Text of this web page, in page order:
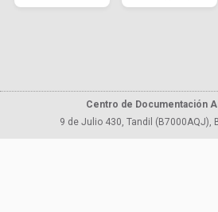
Centro de Documentación
9 de Julio 430, Tandil (B7000AQJ),